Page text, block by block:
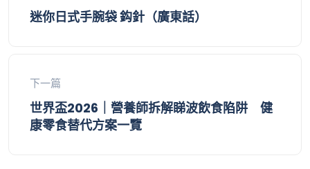
迷你日式手腕袋 鈎針（廣東話）
下一篇
世界盃2026｜營養師拆解睇波飲食陷阱 健
康零食替代方案一覽